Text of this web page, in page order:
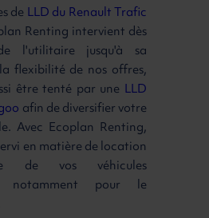
deLLD du Renault Trafic
Renting intervient dès
l'utilitaire jusqu'à sa
flexibilité de nos offres,
être tenté par une LLD
afin de diversifier votre
Avec Ecoplan Renting,
en matière de location
de vos véhicules
notamment pour le